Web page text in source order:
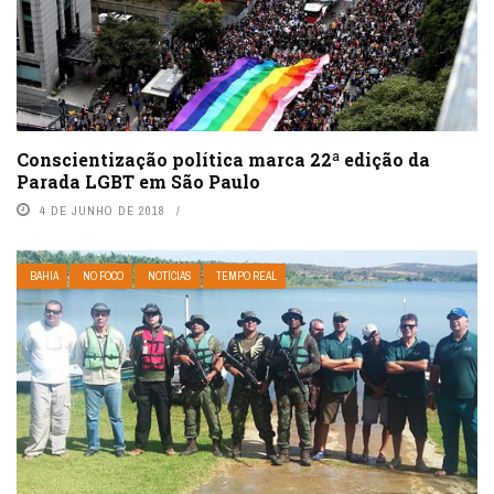
Conscientização política marca 22ª edição da
Parada LGBT em São Paulo
4 DE JUNHO DE 2018
BAHIA NO FOCO NOTÍCIAS TEMPO REAL